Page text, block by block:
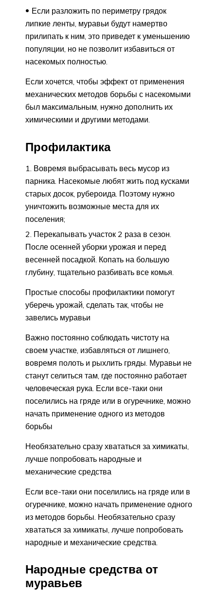
Если разложить по периметру грядок
липкие ленты, муравьи будут намертво
прилипать к ним, это приведет к уменьшению
популяции, но не позволит избавиться от
насекомых полностью.
Если хочется, чтобы эффект от применения
механических методов борьбы с насекомыми
был максимальным, нужно дополнить их
химическими и другими методами.
Профилактика
Вовремя выбрасывать весь мусор из
парника. Насекомые любят жить под кусками
старых досок, рубероида. Поэтому нужно
уничтожить возможные места для их
поселения;
Перекапывать участок 2 раза в сезон.
После осенней уборки урожая и перед
весенней посадкой. Копать на большую
глубину, тщательно разбивать все комья.
Простые способы профилактики помогут
уберечь урожай, сделать так, чтобы не
завелись муравьи
Важно постоянно соблюдать чистоту на
своем участке, избавляться от лишнего,
вовремя полоть и рыхлить гряды. Муравьи не
станут селиться там, где постоянно работает
человеческая рука. Если все-таки они
поселились на гряде или в огуречнике, можно
начать применение одного из методов
борьбы
Необязательно сразу хвататься за химикаты,
лучше попробовать народные и
механические средства
Если все-таки они поселились на гряде или в
огуречнике, можно начать применение одного
из методов борьбы. Необязательно сразу
хвататься за химикаты, лучше попробовать
народные и механические средства.
Народные средства от
муравьев